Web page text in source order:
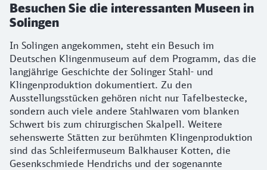
Besuchen Sie die interessanten Museen in
Solingen
In Solingen angekommen, steht ein Besuch im
Deutschen Klingenmuseum auf dem Programm, das die
langjährige Geschichte der Solinger Stahl- und
Klingenproduktion dokumentiert. Zu den
Ausstellungsstücken gehören nicht nur Tafelbestecke,
sondern auch viele andere Stahlwaren vom blanken
Schwert bis zum chirurgischen Skalpell. Weitere
sehenswerte Stätten zur berühmten Klingenproduktion
sind das Schleifermuseum Balkhauser Kotten, die
Gesenkschmiede Hendrichs und der sogenannte